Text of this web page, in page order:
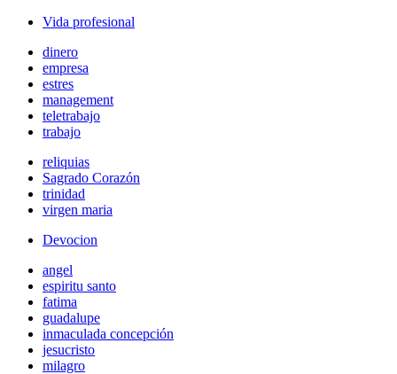
Vida profesional
dinero
empresa
estres
management
teletrabajo
trabajo
reliquias
Sagrado Corazón
trinidad
virgen maria
Devocion
angel
espiritu santo
fatima
guadalupe
inmaculada concepción
jesucristo
milagro